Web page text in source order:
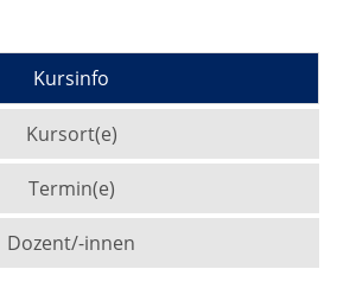
Kursinfo
Kursort(e)
Termin(e)
Dozent/-innen